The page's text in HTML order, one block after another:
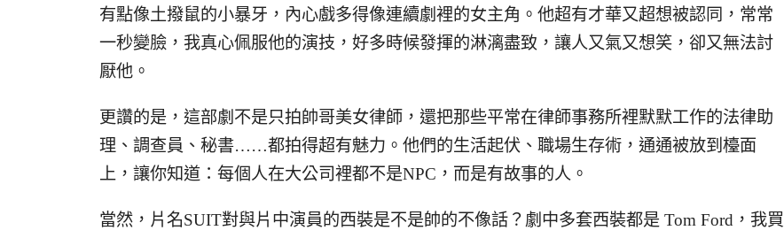
有點像土撥鼠的小暴牙，內心戲多得像連續劇裡的女主角。他超有才華又超想被認同，常常
一秒變臉，我真心佩服他的演技，好多時候發揮的淋漓盡致，讓人又氣又想笑，卻又無法討
厭他。
更讚的是，這部劇不是只拍帥哥美女律師，還把那些平常在律師事務所裡默默工作的法律助
理、調查員、秘書……都拍得超有魅力。他們的生活起伏、職場生存術，通通被放到檯面
上，讓你知道：每個人在大公司裡都不是NPC，而是有故事的人。
當然，片名SUIT對與片中演員的西裝是不是帥的不像話？劇中多套西裝都是 Tom Ford，我買